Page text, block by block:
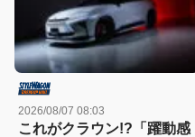
2026/08/07 08:03
これがクラウン!?「躍動感